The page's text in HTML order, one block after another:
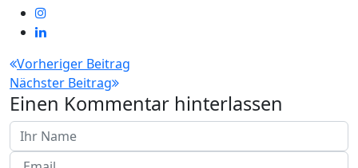
Beitragsnavigation
Vorheriger Beitrag
Nächster Beitrag
Einen Kommentar hinterlassen